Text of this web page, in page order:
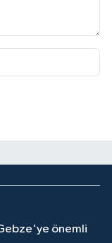
önemli